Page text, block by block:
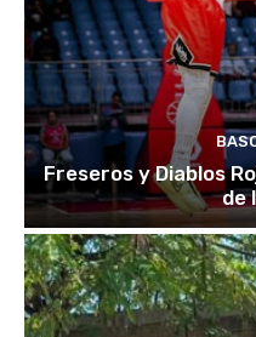
Freseros y Diablos
de